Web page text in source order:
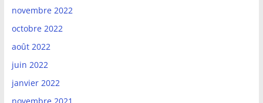
novembre 2022
octobre 2022
août 2022
juin 2022
janvier 2022